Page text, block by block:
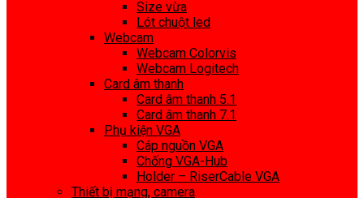
Size vừa
Lót chuột led
Webcam
Webcam Colorvis
Webcam Logitech
Card âm thanh
Card âm thanh 5.1
Card âm thanh 7.1
Phụ kiện VGA
Cáp nguồn VGA
Chống VGA-Hub
Holder – RiserCable VGA
Thiết bị mạng, camera